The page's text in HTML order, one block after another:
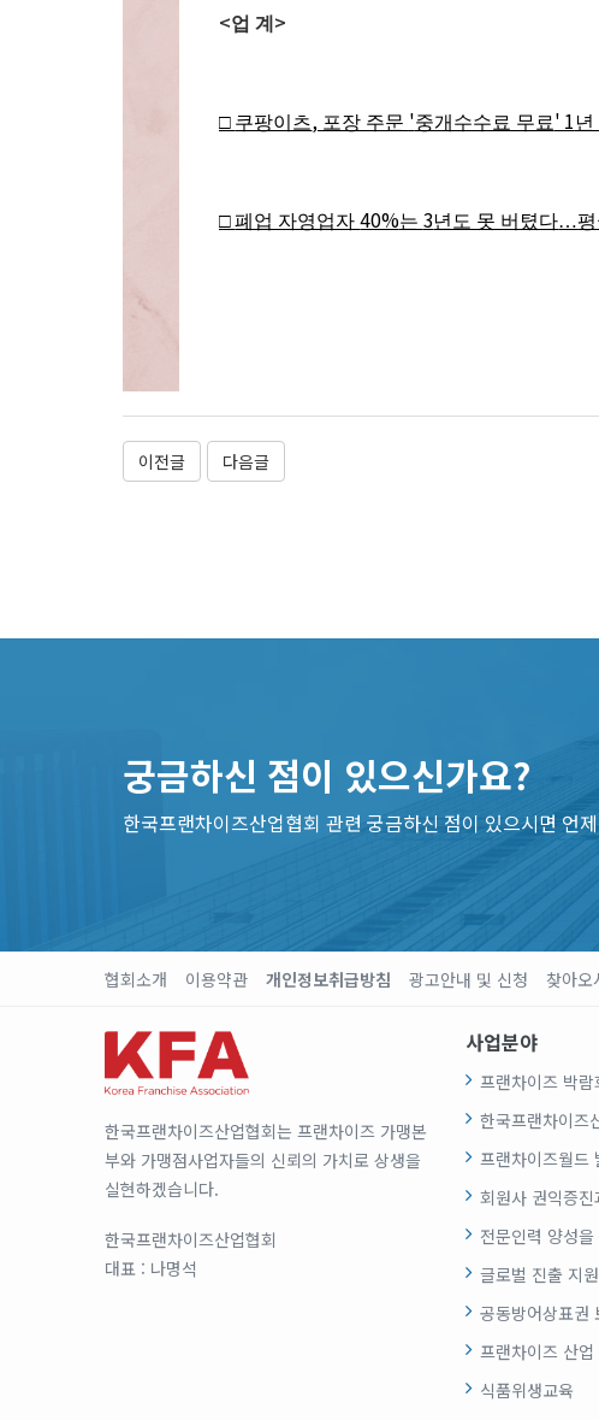
<업 계 >
□ 쿠팡이츠, 포장 주문 '중개수수료 무료' 1
□폐업 자영업자40%는 3년도 못 버텼다…
이전글 다음글
궁금하신 점이 있으신가요?
한국프랜차이즈산업협회 관련 궁금하신 점이 있으시면 언
협회소개 이용약관 개인정보취급방침 광고안내 및 신청 찾아오
한국프랜차이즈산업협회는 프랜차이즈 가맹본
부와 가맹점사업자들의 신뢰의 가치로 상생을
실현하겠습니다.
한국프랜차이즈산업협회
대표 : 나명석
사업분야
프랜차이즈 박람
한국프랜차이즈
프랜차이즈월드
회원사 권익증
전문인력 양성을
글로벌 진출 지
공동방어상표권
프랜차이즈 산
식품위생교육